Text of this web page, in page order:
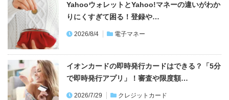
YahooウォレットとYahoo!マネーの違いがわか
りにくすぎて困る！登録や…
2026/8/4 電子マネー
イオンカードの即時発行カードはできる？「5分
で即時発行アプリ」！審査や限度額…
2026/7/29 クレジットカード